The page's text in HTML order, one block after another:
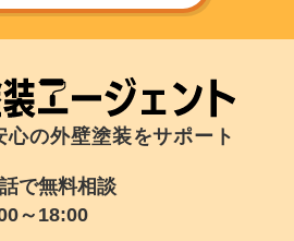
心の外壁塗装をサポート
で無料相談
～18:00